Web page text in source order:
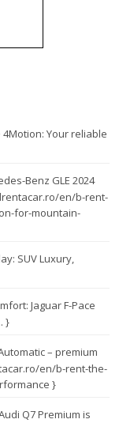
4Motion: Your reliable
Benz GLE 2024
en/b-rent-
for-mountain-
SUV Luxury,
Jaguar F-Pace
}
– premium
en/b-rent-the-
}
Q7 Premium is